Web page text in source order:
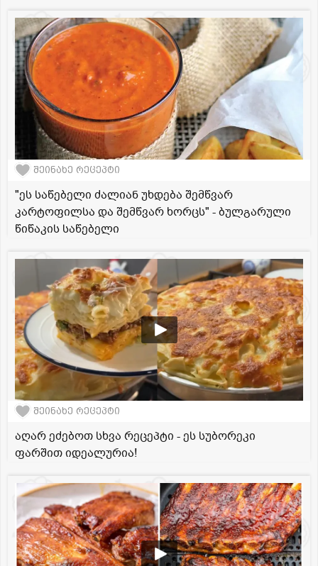
შეინახე რეცეპტი
"ეს საწებელი ძალიან უხდება შემწვარ
კარტოფილსა და შემწვარ ხორცს" - ბულგარული
წიწაკის საწებელი
შეინახე რეცეპტი
აღარ ეძებოთ სხვა რეცეპტი - ეს სუბორეკი
ფარშით იდეალურია!